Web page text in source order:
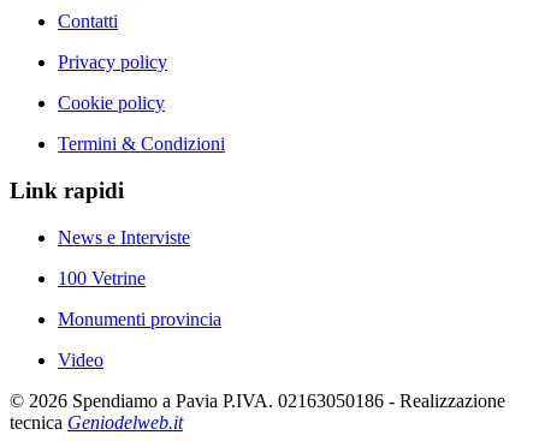
Contatti
Privacy policy
Cookie policy
Termini & Condizioni
Link rapidi
News e Interviste
100 Vetrine
Monumenti provincia
Video
© 2026 Spendiamo a Pavia P.IVA. 02163050186 - Realizzazione
tecnica Geniodelweb.it